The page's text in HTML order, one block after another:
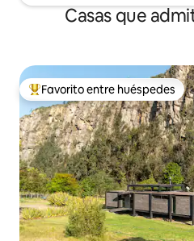
Casas que
De los mejores en Favorito
Favorito entre huéspedes